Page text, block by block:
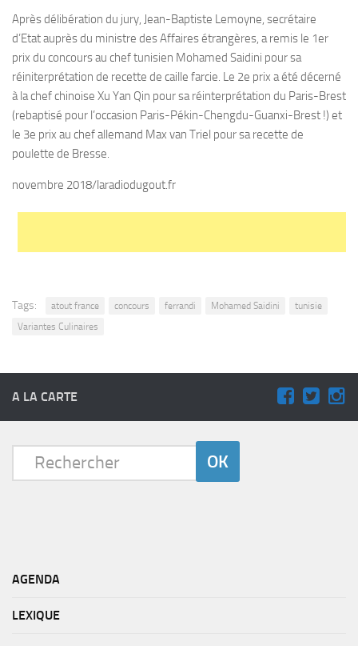
Après délibération du jury, Jean-Baptiste Lemoyne, secrétaire
d’Etat auprès du ministre des Affaires étrangères, a remis le 1er
prix du concours au chef tunisien Mohamed Saidini pour sa
réiniterprétation de recette de caille farcie. Le 2e prix a été décerné
à la chef chinoise Xu Yan Qin pour sa réinterprétation du Paris-Brest
(rebaptisé pour l’occasion Paris-Pékin-Chengdu-Guanxi-Brest !) et
le 3e prix au chef allemand Max van Triel pour sa recette de
poulette de Bresse.
novembre 2018/laradiodugout.fr
Tags: atout france concours ferrandi Mohamed Saidini
tunisie
Variantes Culinaires
A LA CARTE
AGENDA
LEXIQUE